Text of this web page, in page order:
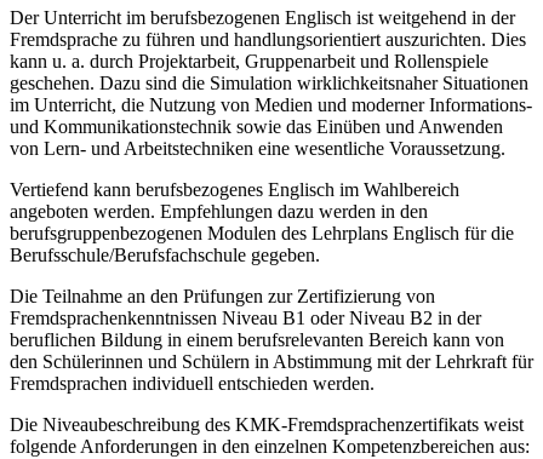
Der Unterricht im berufsbezogenen Englisch ist weitgehend in der
Fremdsprache zu führen und handlungsorientiert auszurichten. Dies
kann u. a. durch Projektarbeit, Gruppenarbeit und Rollenspiele
geschehen. Dazu sind die Simulation wirklichkeitsnaher Situationen
im Unterricht, die Nutzung von Medien und moderner Informations-
und Kommunikationstechnik sowie das Einüben und Anwenden
von Lern- und Arbeitstechniken eine wesentliche Voraussetzung.
Vertiefend kann berufsbezogenes Englisch im Wahlbereich
angeboten werden. Empfehlungen dazu werden in den
berufsgruppenbezogenen Modulen des Lehrplans Englisch für die
Berufsschule/Berufsfachschule gegeben.
Die Teilnahme an den Prüfungen zur Zertifizierung von
Fremdsprachenkenntnissen Niveau B1 oder Niveau B2 in der
beruflichen Bildung in einem berufsrelevanten Bereich kann von
den Schülerinnen und Schülern in Abstimmung mit der Lehrkraft für
Fremdsprachen individuell entschieden werden.
Die Niveaubeschreibung des KMK-Fremdsprachenzertifikats weist
folgende Anforderungen in den einzelnen Kompetenzbereichen aus: